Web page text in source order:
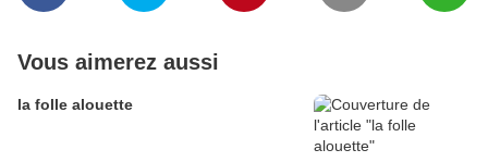
Vous aimerez aussi
la folle alouette